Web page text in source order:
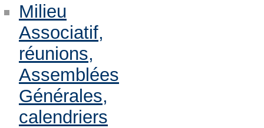
Milieu
Associatif,
réunions,
Assemblées
Générales,
calendriers